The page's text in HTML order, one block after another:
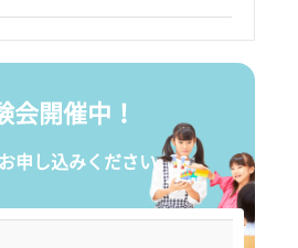
会開催中！
申し込みください。